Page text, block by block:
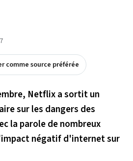
comme source préférée
Netflix a sortit un
sur les dangers des
la parole de nombreux
négatif d'internet sur